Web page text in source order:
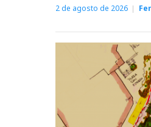
2 de agosto de 2026